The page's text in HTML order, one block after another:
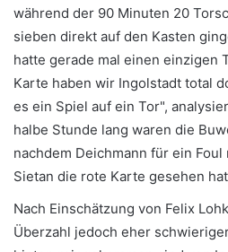
während der 90 Minuten 20
sieben direkt auf den Kasten
hatte gerade mal einen einzigen
Karte haben wir Ingolstadt total
es ein Spiel auf ein Tor",
halbe Stunde lang waren die
nachdem Deichmann für ein
Sietan die rote Karte gesehen
Nach Einschätzung von Felix
Überzahl jedoch eher